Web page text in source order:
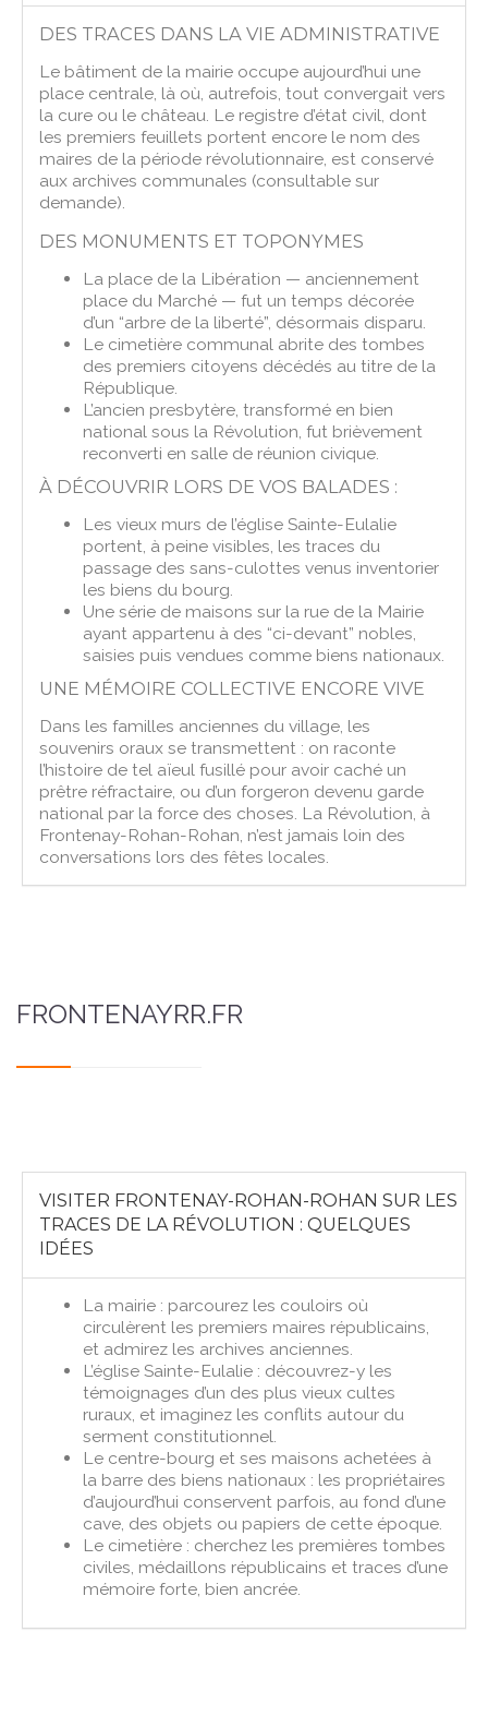
DES TRACES DANS LA VIE ADMINISTRATIVE
Le bâtiment de la mairie occupe aujourd’hui une
place centrale, là où, autrefois, tout convergait vers
la cure ou le château. Le registre d’état civil, dont
les premiers feuillets portent encore le nom des
maires de la période révolutionnaire, est conservé
aux archives communales (consultable sur
demande).
DES MONUMENTS ET TOPONYMES
La place de la Libération — anciennement
place du Marché — fut un temps décorée
d’un “arbre de la liberté”, désormais disparu.
Le cimetière communal abrite des tombes
des premiers citoyens décédés au titre de la
République.
L’ancien presbytère, transformé en bien
national sous la Révolution, fut brièvement
reconverti en salle de réunion civique.
À DÉCOUVRIR LORS DE VOS BALADES :
Les vieux murs de l’église Sainte-Eulalie
portent, à peine visibles, les traces du
passage des sans-culottes venus inventorier
les biens du bourg.
Une série de maisons sur la rue de la Mairie
ayant appartenu à des “ci-devant” nobles,
saisies puis vendues comme biens nationaux.
UNE MÉMOIRE COLLECTIVE ENCORE VIVE
Dans les familles anciennes du village, les
souvenirs oraux se transmettent : on raconte
l’histoire de tel aïeul fusillé pour avoir caché un
prêtre réfractaire, ou d’un forgeron devenu garde
national par la force des choses. La Révolution, à
Frontenay-Rohan-Rohan, n’est jamais loin des
conversations lors des fêtes locales.
FRONTENAYRR.FR
VISITER FRONTENAY-ROHAN-ROHAN SUR LES
TRACES DE LA RÉVOLUTION : QUELQUES
IDÉES
La mairie : parcourez les couloirs où
circulèrent les premiers maires républicains,
et admirez les archives anciennes.
L’église Sainte-Eulalie : découvrez-y les
témoignages d’un des plus vieux cultes
ruraux, et imaginez les conflits autour du
serment constitutionnel.
Le centre-bourg et ses maisons achetées à
la barre des biens nationaux : les propriétaires
d’aujourd’hui conservent parfois, au fond d’une
cave, des objets ou papiers de cette époque.
Le cimetière : cherchez les premières tombes
civiles, médaillons républicains et traces d’une
mémoire forte, bien ancrée.